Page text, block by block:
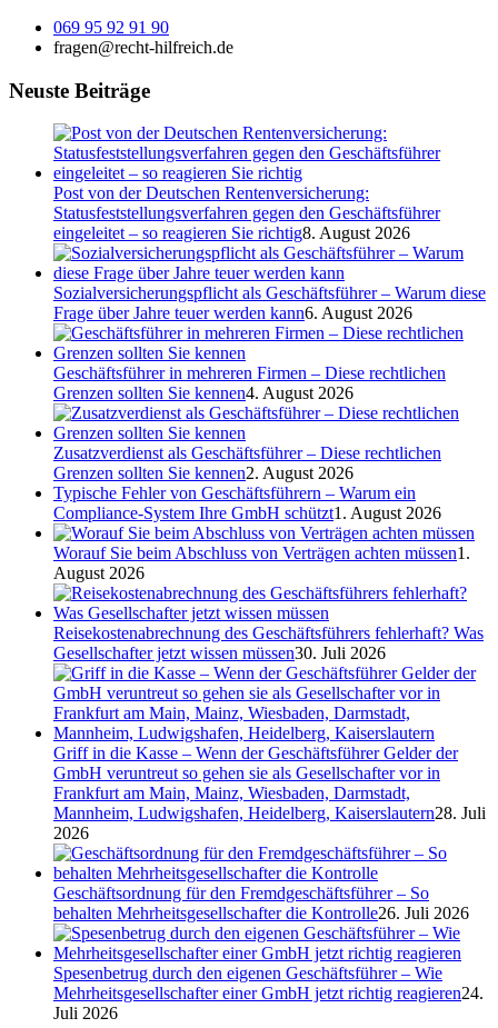
069 95 92 91 90
fragen@recht-hilfreich.de
Neuste Beiträge
Post von der Deutschen Rentenversicherung:
Statusfeststellungsverfahren gegen den Geschäftsführer
eingeleitet – so reagieren Sie richtig8. August 2026
Sozialversicherungspflicht als Geschäftsführer – Warum diese
Frage über Jahre teuer werden kann6. August 2026
Geschäftsführer in mehreren Firmen – Diese rechtlichen
Grenzen sollten Sie kennen4. August 2026
Zusatzverdienst als Geschäftsführer – Diese rechtlichen
Grenzen sollten Sie kennen2. August 2026
Typische Fehler von Geschäftsführern – Warum ein
Compliance-System Ihre GmbH schützt1. August 2026
Worauf Sie beim Abschluss von Verträgen achten müssen1.
August 2026
Reisekostenabrechnung des Geschäftsführers fehlerhaft? Was
Gesellschafter jetzt wissen müssen30. Juli 2026
Griff in die Kasse – Wenn der Geschäftsführer Gelder der
GmbH veruntreut so gehen sie als Gesellschafter vor in
Frankfurt am Main, Mainz, Wiesbaden, Darmstadt,
Mannheim, Ludwigshafen, Heidelberg, Kaiserslautern28. Juli
2026
Geschäftsordnung für den Fremdgeschäftsführer – So
behalten Mehrheitsgesellschafter die Kontrolle26. Juli 2026
Spesenbetrug durch den eigenen Geschäftsführer – Wie
Mehrheitsgesellschafter einer GmbH jetzt richtig reagieren24.
Juli 2026